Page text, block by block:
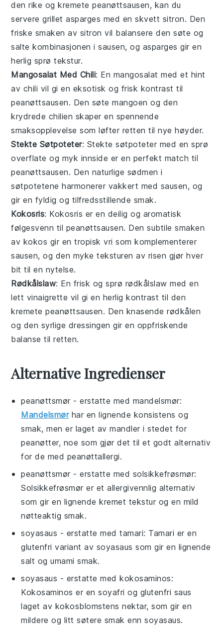
den rike og kremetepeanøttsausen, kan du
serveregrillet asparges med en skvett sitron. Den
friske smaken av sitron vil balansere den søte og
salte kombinasjonen i sausen, og asparges gir en
herlig sprø tekstur.
Mangosalat Med Chili: En mangosalat med et hint
av chili vil gi en eksotisk og frisk kontrast til
peanøttsausen. Den søtemangoen og den
krydrede chilien skaper en spennende
smaksopplevelse som løfter retten til nye høyder.
Stekte Søtpoteter: Stektesøtpoteter med en sprø
overflate og myk innside er en perfekt match til
peanøttsausen. Den naturlige sødmen i
søtpotetene harmonerer vakkert med sausen, og
gir en fyldig og tilfredsstillende smak.
Kokosris: Kokosris er en deilig og aromatisk
følgesvenn til peanøttsausen. Den subtile smaken
av kokos gir en tropisk vri som komplementerer
sausen, og den myke teksturen av risen gjør hver
bit til en nytelse.
Rødkålslaw: En frisk og sprø rødkålslaw med en
lett vinaigrette vil gi en herlig kontrast til den
kremetepeanøttsausen. Den knasenderødkålen
og den syrlige dressingen gir en oppfriskende
balanse til retten.
Alternative Ingredienser
peanøttsmør - erstatte med mandelsmør:
Mandelsmørhar en lignende konsistens og
smak, men er laget av mandler i stedet for
peanøtter, noe som gjør det til et godt alternativ
for de med peanøttallergi.
peanøttsmør - erstatte med solsikkefrøsmør:
Solsikkefrøsmør er et allergivennlig alternativ
som gir en lignende kremet tekstur og en mild
nøtteaktig smak.
soyasaus - erstatte medtamari: Tamari er en
glutenfri variant av soyasaus som gir en lignende
salt og umami smak.
soyasaus - erstatte medkokosaminos:
Kokosaminos er en soyafri og glutenfri saus
laget av kokosblomstens nektar, som gir en
mildere og litt søtere smak enn soyasaus.